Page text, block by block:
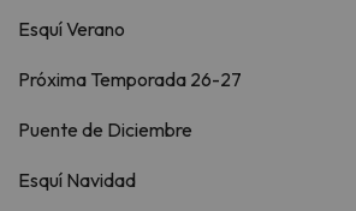
Esquí Verano
Próxima Temporada 26-27
Puente de Diciembre
Esquí Navidad